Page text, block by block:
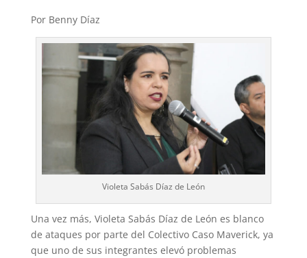
Por Benny Díaz
Violeta Sabás Díaz de León
Una vez más, Violeta Sabás Díaz de León es blanco
de ataques por parte del Colectivo Caso Maverick, ya
que uno de sus integrantes elevó problemas